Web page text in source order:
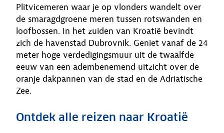
Plitvicemeren waar je op vlonders wandelt over
de smaragdgroene meren tussen rotswanden en
loofbossen. In het zuiden van Kroatië bevindt
zich de havenstad Dubrovnik. Geniet vanaf de 24
meter hoge verdedigingsmuur uit de twaalfde
eeuw van een adembenemend uitzicht over de
oranje dakpannen van de stad en de Adriatische
Zee.
Ontdek alle reizen naar Kroatië